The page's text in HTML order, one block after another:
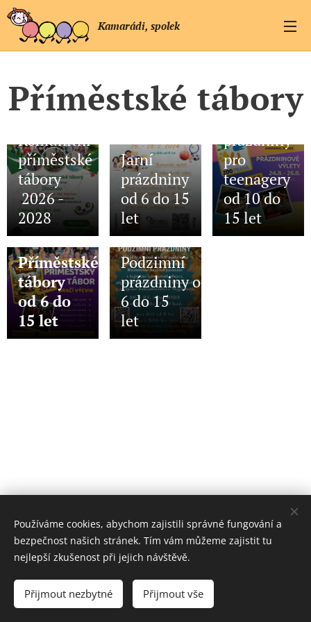
Kamarádi, spolek
Příměstské tábory
Komunitní
příměstské
tábory
2026 -
2028
Jarní
prázdniny
od 6 do 15
let
17.05.2023
Zážitkové
prázdniny
pro
teenagery
od 10 do
15 let
Příměstské
tábory
od 6 do
15 let
Podzimní
prázdniny od
6 do 15
let
© 2026 Kamarádi, spolek. Všechna práva vyhrazena.
Kontakt: +420 737 762 475, kamaradi.spolek@seznam.cz
Vytvořeno službou Webnode
Používáme cookies, abychom zajistili správné fungování a
bezpečnost našich stránek. Tím vám můžeme zajistit tu
nejlepší zkušenost při jejich návštěvě.
Přijmout nezbytné Přijmout vše